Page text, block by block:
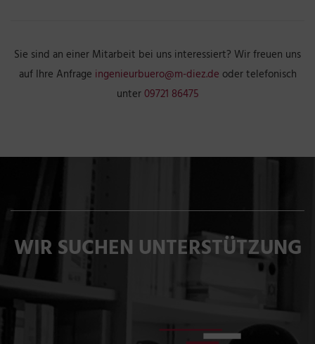
Sie sind an einer Mitarbeit bei uns interessiert? Wir freuen uns
auf Ihre Anfrage ingenieurbuero@m-diez.de oder telefonisch
unter09721 86475
WIR SUCHEN UNTERSTÜTZUNG